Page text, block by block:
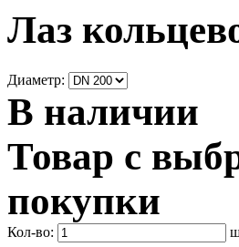
Лаз
Диаметр:
В наличии
Товар с
покупки
Кол-во: